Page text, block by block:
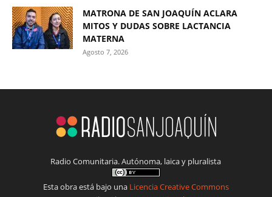
MATRONA DE SAN JOAQUÍN ACLARA
MITOS Y DUDAS SOBRE LACTANCIA
MATERNA
Agosto 7, 2026
Radio Comunitaria. Autónoma, laica y pluralista
Esta obra está bajo una Licencia Creative Commons